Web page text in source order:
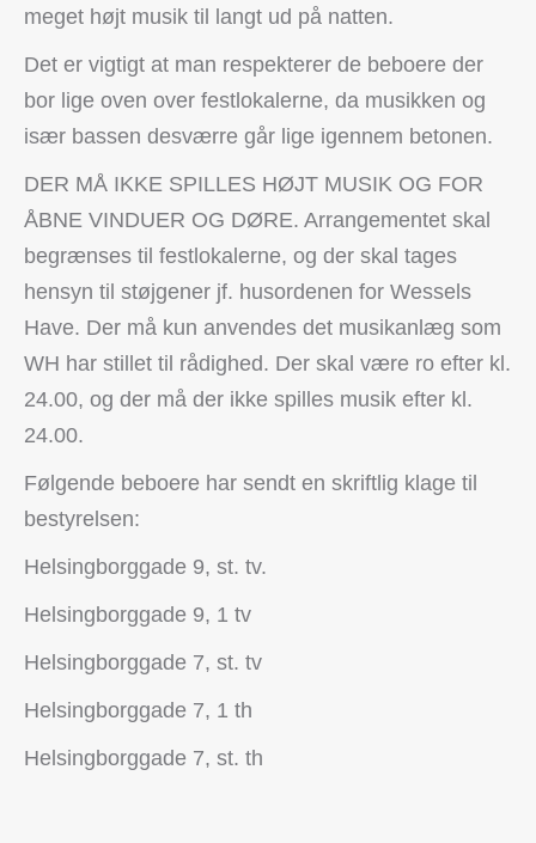
meget højt musik til langt ud på natten.
Det er vigtigt at man respekterer de beboere der
bor lige oven over festlokalerne, da musikken og
især bassen desværre går lige igennem betonen.
DER MÅ IKKE SPILLES HØJT MUSIK OG FOR
ÅBNE VINDUER OG DØRE. Arrangementet skal
begrænses til festlokalerne, og der skal tages
hensyn til støjgener jf. husordenen for Wessels
Have. Der må kun anvendes det musikanlæg som
WH har stillet til rådighed. Der skal være ro efter kl.
24.00, og der må der ikke spilles musik efter kl.
24.00.
Følgende beboere har sendt en skriftlig klage til
bestyrelsen:
Helsingborggade 9, st. tv.
Helsingborggade 9, 1 tv
Helsingborggade 7, st. tv
Helsingborggade 7, 1 th
Helsingborggade 7, st. th